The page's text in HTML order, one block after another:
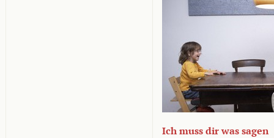
Ich muss dir was sagen